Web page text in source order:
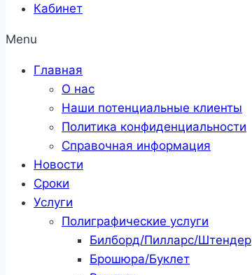
Кабинет
Menu
Главная
О нас
Наши потенциальные клиенты
Политика конфиденциальности
Справочная информация
Новости
Сроки
Услуги
Полиграфические услуги
Билборд/Пилларс/Штендер
Брошюра/Буклет